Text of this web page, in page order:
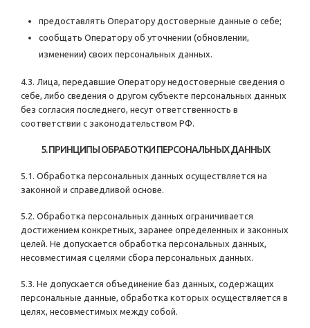
предоставлять Оператору достоверные данные о себе;
сообщать Оператору об уточнении (обновлении,
изменении) своих персональных данных.
4.3. Лица, передавшие Оператору недостоверные сведения о
себе, либо сведения о другом субъекте персональных данных
без согласия последнего, несут ответственность в
соответствии с законодательством РФ.
5. ПРИНЦИПЫ ОБРАБОТКИ ПЕРСОНАЛЬНЫХ ДАННЫХ
5.1. Обработка персональных данных осуществляется на
законной и справедливой основе.
5.2. Обработка персональных данных ограничивается
достижением конкретных, заранее определенных и законных
целей. Не допускается обработка персональных данных,
несовместимая с целями сбора персональных данных.
5.3. Не допускается объединение баз данных, содержащих
персональные данные, обработка которых осуществляется в
целях, несовместимых между собой.